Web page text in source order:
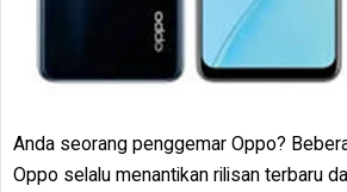
Anda seorang penggemar Oppo?
Oppo selalu menantikan rilisan terbaru